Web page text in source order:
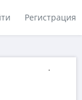
Регистрация